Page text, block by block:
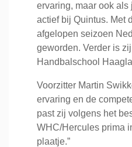
ervaring, maar ook
actief bij Quintus. Met
afgelopen seizoen
geworden. Verder is
Handbalschool
Voorzitter Martin
ervaring en de
past zij volgens het
WHC/Hercules prima
plaatje.”